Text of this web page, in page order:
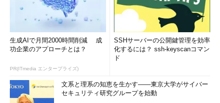
生成AIで月間2000時間削減 成
功企業のアプローチとは？
PR(ITmedia エンタープライズ)
SSHサーバーの公開鍵管理を効率
化するには？ ssh-keyscanコマン
ド
文系と理系の知恵を生かす――東京大学がサイバー
セキュリティ研究グループを始動